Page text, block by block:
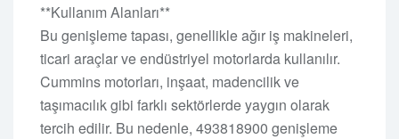
**Kullanım Alanları**
Bu genişleme tapası, genellikle ağır iş makineleri,
ticari araçlar ve endüstriyel motorlarda kullanılır.
Cummins motorları, inşaat, madencilik ve
taşımacılık gibi farklı sektörlerde yaygın olarak
tercih edilir. Bu nedenle, 493818900 genişleme